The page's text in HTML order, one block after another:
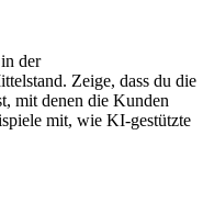
der
Zeige, dass du die
mit denen die Kunden
mit, wie KI-gestützte